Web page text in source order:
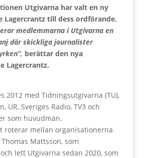
Utgivarna har valt en ny
Lagercrantz till dess ordförande.
medlemmarna i Utgivarna en
där skickliga journalister
berättar den nya
Lagercrantz.
2012 med Tidningsutgivarna (TU),
UR, Sveriges Radio, TV3 och
som huvudmän.
roterar mellan organisationerna
Mattsson, som
lett Utgivarna sedan 2020, som